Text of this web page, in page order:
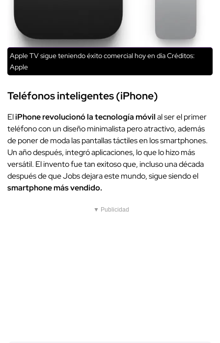
Apple TV sigue teniendo éxito comercial hoy en díaCréditos:
Apple
Teléfonos inteligentes (iPhone)
EliPhone revolucionó la tecnología móvilal ser el primer
teléfono con un diseño minimalista pero atractivo, además
de poner de moda las pantallas táctiles en los smartphones.
Un año después, integró aplicaciones, lo que lo hizo más
versátil. El invento fue tan exitoso que, incluso una década
después de que Jobs dejara este mundo, sigue siendo el
smartphone más vendido.
▼ Publicidad